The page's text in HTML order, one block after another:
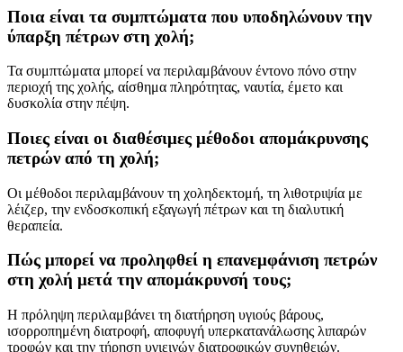
Ποια είναι τα συμπτώματα που υποδηλώνουν την
ύπαρξη πέτρων στη χολή;
Τα συμπτώματα μπορεί να περιλαμβάνουν έντονο πόνο στην
περιοχή της χολής, αίσθημα πληρότητας, ναυτία, έμετο και
δυσκολία στην πέψη.
Ποιες είναι οι διαθέσιμες μέθοδοι απομάκρυνσης
πετρών από τη χολή;
Οι μέθοδοι περιλαμβάνουν τη χοληδεκτομή, τη λιθοτριψία με
λέιζερ, την ενδοσκοπική εξαγωγή πέτρων και τη διαλυτική
θεραπεία.
Πώς μπορεί να προληφθεί η επανεμφάνιση πετρών
στη χολή μετά την απομάκρυνσή τους;
Η πρόληψη περιλαμβάνει τη διατήρηση υγιούς βάρους,
ισορροπημένη διατροφή, αποφυγή υπερκατανάλωσης λιπαρών
τροφών και την τήρηση υγιεινών διατροφικών συνηθειών.